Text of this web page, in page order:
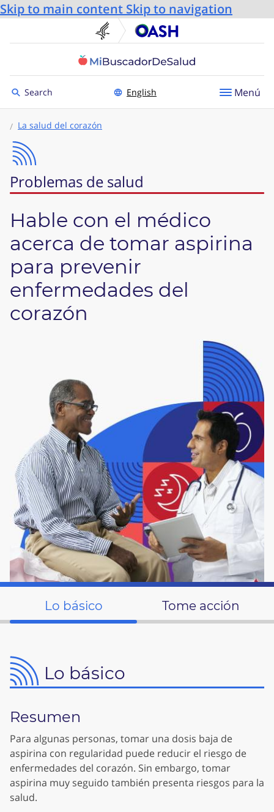
Skip to main content Skip to navigation
U.S. Department of
Toggle to
Search English Menú
La salud del corazón
Problemas de salud
Hable con el médico
acerca de tomar aspirina
para prevenir
enfermedades del
corazón
Lo básico Tome acción
Lo básico
Resumen
Para algunas personas, tomar una dosis baja de
aspirina con regularidad puede reducir el riesgo de
enfermedades del corazón. Sin embargo, tomar
aspirina muy seguido también presenta riesgos para la
salud.